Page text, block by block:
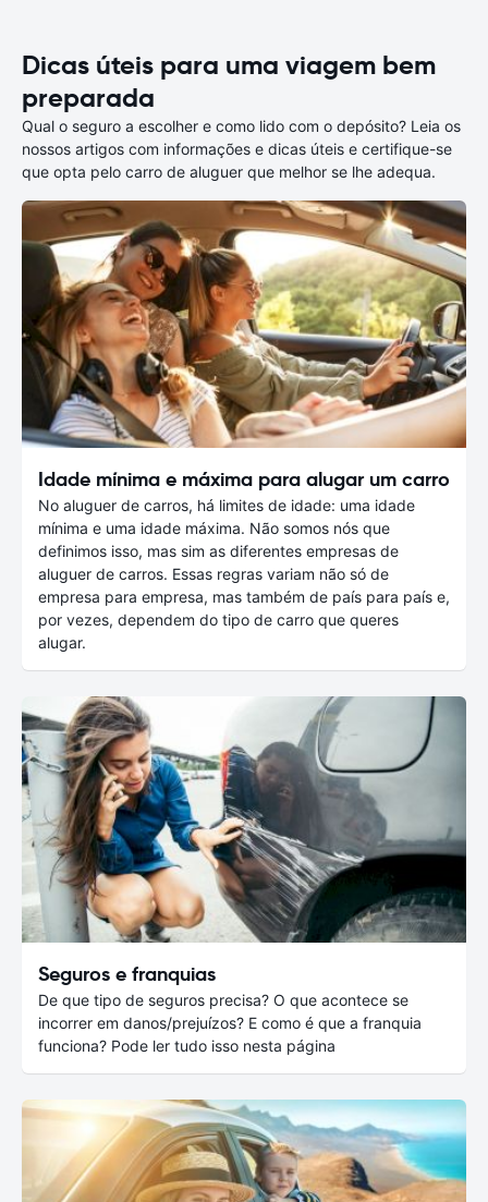
Dicas úteis para uma viagem bem
preparada
Qual o seguro a escolher e como lido com o depósito? Leia os
nossos artigos com informações e dicas úteis e certifique-se
que opta pelo carro de aluguer que melhor se lhe adequa.
Idade mínima e máxima para alugar um carro
No aluguer de carros, há limites de idade: uma idade
mínima e uma idade máxima. Não somos nós que
definimos isso, mas sim as diferentes empresas de
aluguer de carros. Essas regras variam não só de
empresa para empresa, mas também de país para país e,
por vezes, dependem do tipo de carro que queres
alugar.
Seguros e franquias
De que tipo de seguros precisa? O que acontece se
incorrer em danos/prejuízos? E como é que a franquia
funciona? Pode ler tudo isso nesta página